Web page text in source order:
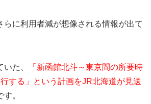
らに利用者減が想像される情報が出て
た、
「新函館北斗～東京間の所要時
する」という計画をJR北海道が見送
。